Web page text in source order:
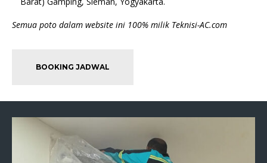
Semua poto dalam website ini 100% milik Teknisi-AC.com
BOOKING JADWAL